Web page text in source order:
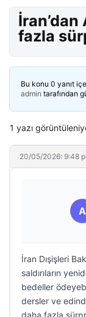
İran’dan
fazla
Bu konu 0 yanıt
admin tarafından
1 yazı
20/05/2026: 9:48
A
İran Dışişleri
saldırıların
bedeller
dersler ve
daha fazla